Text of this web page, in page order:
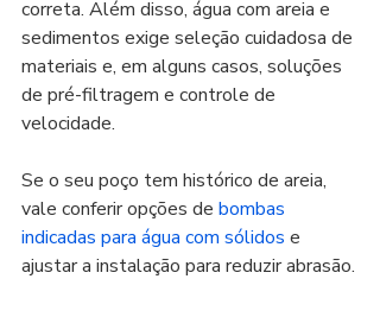
correta. Além disso, água com areia e
sedimentos exige seleção cuidadosa de
materiais e, em alguns casos, soluções
de pré-filtragem e controle de
velocidade.
Se o seu poço tem histórico de areia,
vale conferir opções de bombas
indicadas para água com sólidos e
ajustar a instalação para reduzir abrasão.